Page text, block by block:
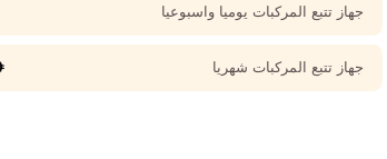
جهاز تتبع المركبات يوميا واسبوعيا
جهاز تتبع المركبات شهريا